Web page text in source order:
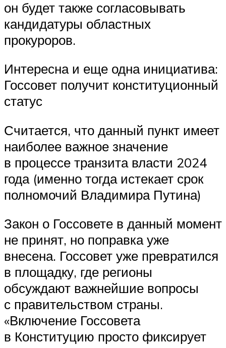
он будет также согласовывать
кандидатуры областных
прокуроров.
Интересна и еще одна инициатива:
Госсовет получит конституционный
статус
Считается, что данный пункт имеет
наиболее важное значение
в процессе транзита власти 2024
года (именно тогда истекает срок
полномочий Владимира Путина)
Закон о Госсовете в данный момент
не принят, но поправка уже
внесена. Госсовет уже превратился
в площадку, где регионы
обсуждают важнейшие вопросы
с правительством страны.
«Включение Госсовета
в Конституцию просто фиксирует